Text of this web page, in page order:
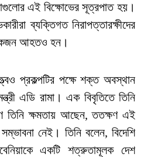
এই বিক্ষোভের সূত্রপাত হয়।
ব্যক্তিগত নিরাপত্তারক্ষীদের
আহতও হন।
প্রকল্পটির পক্ষে শক্ত অবস্থান
এডি রামা। এক বিবৃতিতে তিনি
তিনি ক্ষমতায় আছেন, ততক্ষণ এই
নেই। তিনি বলেন, বিদেশি
একটি শত্রুতামূলক দেশ